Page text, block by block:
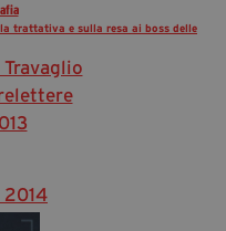
trattativa e sulla resa ai boss delle